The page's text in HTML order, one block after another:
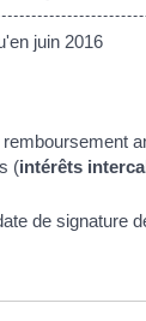
juin 2016
(intérêts
de signature